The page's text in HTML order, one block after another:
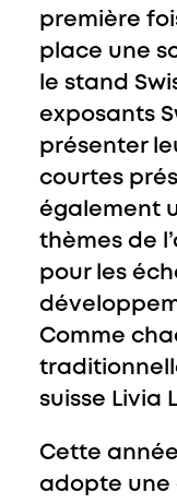
première
place une
le stand
exposants
présenter
courtes
également
thèmes de
pour les
Comme
suisse Livia
Cette
adopte une